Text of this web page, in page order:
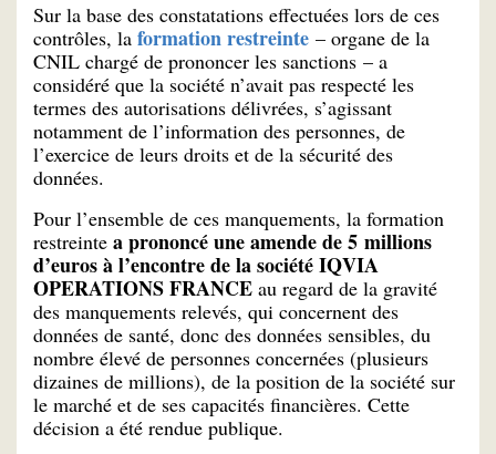
Sur la base des constatations effectuées lors de ces
contrôles, la formation restreinte – organe de la
CNIL chargé de prononcer les sanctions – a
considéré que la société n’avait pas respecté les
termes des autorisations délivrées, s’agissant
notamment de l’information des personnes, de
l’exercice de leurs droits et de la sécurité des
données.
Pour l’ensemble de ces manquements, la formation
restreinte a prononcé une amende de 5 millions
d’euros à l’encontre de la société IQVIA
OPERATIONS FRANCE au regard de la gravité
des manquements relevés, qui concernent des
données de santé, donc des données sensibles, du
nombre élevé de personnes concernées (plusieurs
dizaines de millions), de la position de la société sur
le marché et de ses capacités financières. Cette
décision a été rendue publique.